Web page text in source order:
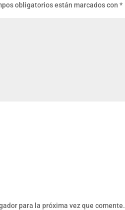
obligatorios están marcados con*
para la próxima vez que comente.